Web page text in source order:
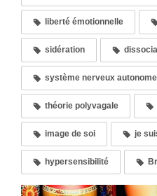
liberté émotionnelle
sidération
système nerveux autonome
théorie polyvagale
image de soi je
hypersensibilité